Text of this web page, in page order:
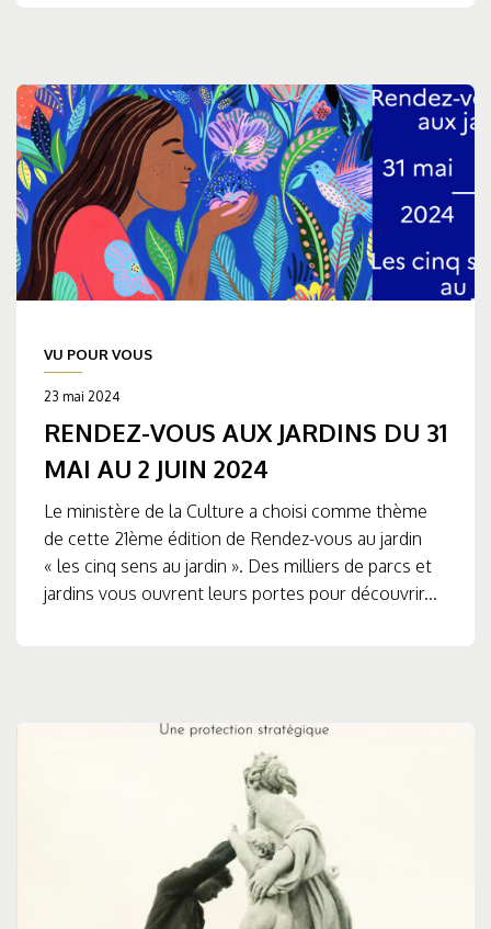
VU POUR VOUS
23 mai 2024
RENDEZ-VOUS AUX JARDINS DU 31
MAI AU 2 JUIN 2024
Le ministère de la Culture a choisi comme thème
de cette 21ème édition de Rendez-vous au jardin
« les cinq sens au jardin ». Des milliers de parcs et
jardins vous ouvrent leurs portes pour découvrir...